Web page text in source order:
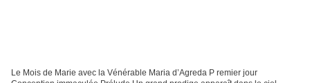
Le Mois de Marie avec la Vénérable Maria d’Agreda P remier jour